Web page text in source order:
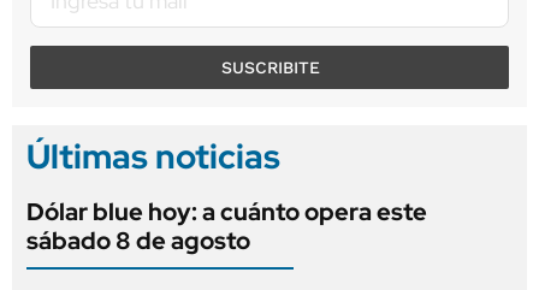
SUSCRIBITE
Últimas noticias
Dólar blue hoy: a cuánto opera este
sábado 8 de agosto